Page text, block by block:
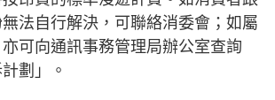
法自行解決，可聯絡消委會；如屬
可向通訊事務管理局辦公室查詢
劃」。